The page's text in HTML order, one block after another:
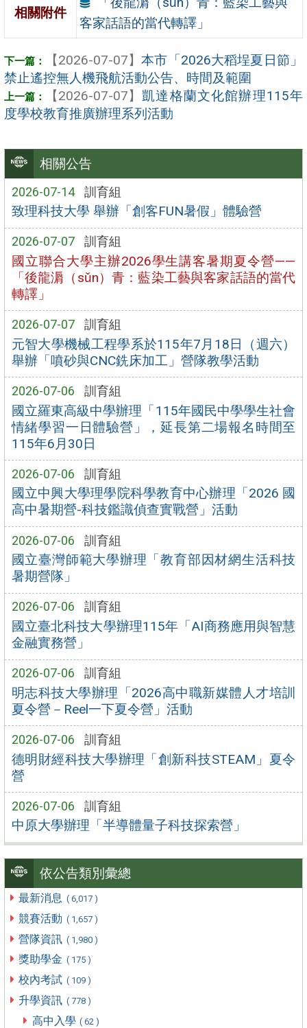
相關公告
2026-07-14 訓育組
致理科技大學 舉辦「創客FUN暑假」體驗營
2026-07-07 訓育組
國立聯合大學主辦2026學生講客暑期夏令營——
「後龍漘（sǔn）青：藍染工藝與客家話語的當代
轉譯」
2026-07-07 訓育組
元智大學機械工程學系於115年7月18日（週六）
舉辦「噴砂與CNC銑床加工」營隊教學活動
2026-07-06 訓育組
國立羅東高級中學辦理「115年國民中學學生社會
情緒學習一日體驗營」，延長第二場報名時間至
115年6月30日
2026-07-06 訓育組
國立中興大學理學院科學教育中心辦理「2026 國
高中暑期營-科技鑑識偵查實戰營」活動
2026-07-06 訓育組
國立臺灣師範大學辦理「教育部因材網生活科技
暑期營隊」
2026-07-06 訓育組
國立臺北科技大學辦理115年「AI商務應用與智慧
金融實務營」
2026-07-06 訓育組
明志科技大學辦理「2026高中職新媒體人才培訓
夏令營－Reel一下夏令營」活動
2026-07-06 訓育組
德明財經科技大學辦理「創新科技STEAM」夏令
營
2026-07-06 訓育組
中原大學辦理「半導體量子科技探索營」
依公告類別彙總
最新消息 ( 6,017 )
競賽活動 ( 1,657 )
營隊資訊 ( 1,980 )
獎助學金 ( 175 )
校內考試 ( 109 )
升學資訊 ( 778 )
高中入學 ( 62 )
相關附件
客家話語的當代轉譯」
【2026-07-07】 本市「2026大稻埕夏日節」
禁止遙控無人機飛航活動公告、時間及範圍
【2026-07-07】 凱達格蘭文化館辦理115年
度學校教育推廣辦理系列活動